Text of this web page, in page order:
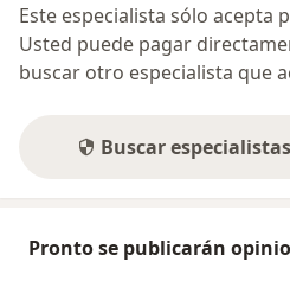
Este especialista sólo acepta
Usted puede pagar
buscar otro especialista que
Buscar
Pronto se publicarán